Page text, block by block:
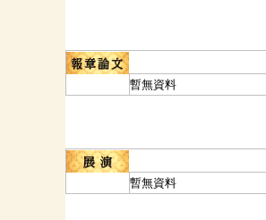
暫無資料
暫無資料